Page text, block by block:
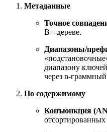
Метаданные
Точное
B+-дереве.
Диапазоны/
диапазону
через n-
По содержимому
Конъюнкция
отсортированных